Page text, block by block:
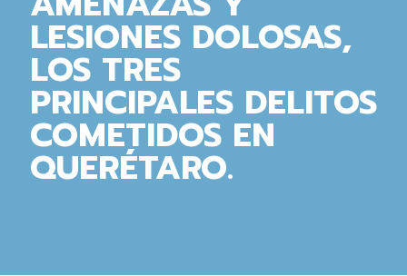
LESIONES DOLOSAS,
LOS TRES
PRINCIPALES DELITOS
COMETIDOS EN
QUERÉTARO.